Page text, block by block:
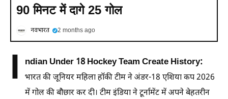
90 मिनट में दागे 25 गोल
नवभारत 2 months ago
I ndian Under 18 Hockey Team Create History:
भारत की जूनियर महिला हॉकी टीम ने अंडर-18 एशिया कप 2026
में गोल की बौछार कर दी। टीम इंडिया ने टूर्नामेंट में अपने बेहतरीन